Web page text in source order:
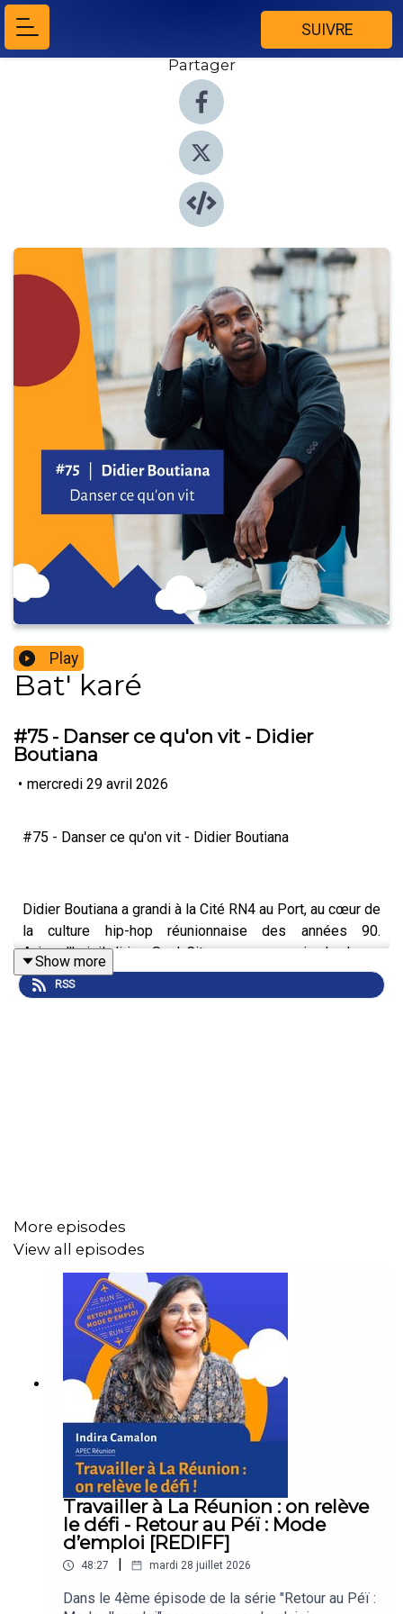
SUIVRE
Partager
Play
Bat' karé
#75 - Danser ce qu'on vit - Didier
Boutiana
• mercredi 29 avril 2026
#75 - Danser ce qu'on vit - Didier Boutiana
Didier Boutiana a grandi à la Cité RN4 au Port, au cœur de
la culture hip-hop réunionnaise des années 90.
Aujourd'hui, il dirige Soul City, une compagnie de danse
qui mêle breaking, danse contemporaine et exploration
de l'identité créole.
veut dire de danser ce qu'on vit.
🎙️ Host : Lucie Dégut
https://www.instagram.com/luciedegut
🎞️ Montage : Loïc Abmont
https://www.instagram.com/hvizhe
Notre invité
https://www.instagram.com/soulcity.didierboutiana/?
Show more
RSS
More episodes
View all episodes
Travailler à La Réunion : on relève
le défi - Retour au Péï : Mode
d’emploi [REDIFF]
48:27 | mardi 28 juillet 2026
Dans le 4ème épisode de la série "Retour au Péï :